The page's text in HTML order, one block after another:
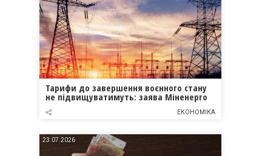
Тарифи до завершення воєнного стану
не підвищуватимуть: заява Міненерго
ЕКОНОМІКА
23.07.2026